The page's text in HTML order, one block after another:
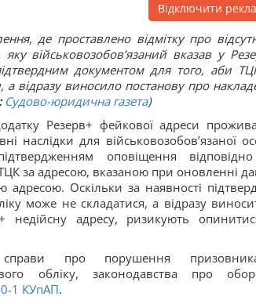
Відключити
де проставлено відмітку про
військовозобов’язаний вказав у
документом для того, аби
а відразу виносило постанову про
Судово-юридична газета)
Резерв+ фейкової адреси
наслідки для військовозобов’язаної
оповіщення
за адресою, вказаною при оновленні
адресою. Оскільки за наявності
може не складатися, а відразу
адресу, ризикують
про порушення
обліку, законодавства про
1 КУпАП.